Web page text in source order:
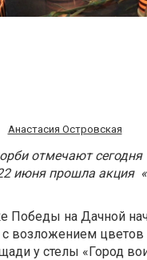
Анастасия Островская
отмечают
июня прошла акция
Победы на Дачной
возложением
у стелы «Город